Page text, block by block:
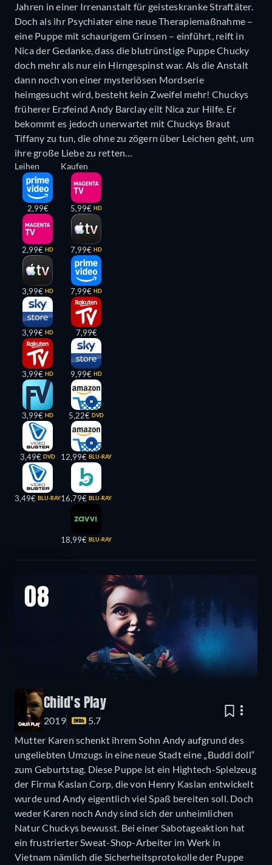
Jahren in einer Irrenanstalt für geisteskranke Straftäter.
Doch als ihr Psychiater eine neue Therapiemaßnahme –
eine Puppe mit schaurigem Grinsen – einführt, reift in
Nica der Gedanke, dass die blutrünstige Puppe Chucky
doch mehr als nur ein Hirngespinst war. Als die Anstalt
dann noch von einer mysteriösen Mordserie
heimgesucht wird, besteht kein Zweifel mehr! Chuckys
früherer Erzfeind Andy Barclay eilt Nica zur Hilfe. Er
bekommt es jedoch unerwartet mit Chuckys Braut
Tiffany zu tun, die ohne zu zögern über Leichen geht, um
ihre große Liebe zu retten…
Leihen
2,99€
2,99€ HD
3,99€ HD
3,99€ HD
3,99€ HD
3,99€ HD
3,49€ DVD
3,49€ BLU-RAY
Kaufen
5,99€ HD
7,99€ HD
7,99€ HD
7,99€
9,99€ HD
5,22€ DVD
12,99€ BLU-RAY
16,79€ BLU-RAY
18,99€ BLU-RAY
08
Child's Play
2019
5.7
Mutter Karen schenkt ihrem Sohn Andy aufgrund des
ungeliebten Umzugs in eine neue Stadt eine „Buddi doll“
zum Geburtstag. Diese Puppe ist ein Hightech-Spielzeug
der Firma Kaslan Corp, die von Henry Kaslan entwickelt
wurde und Andy eigentlich viel Spaß bereiten soll. Doch
weder Karen noch Andy sind sich der unheimlichen
Natur Chuckys bewusst. Bei einer Sabotageaktion hat
ein frustrierter Sweat-Shop-Arbeiter im Werk in
Vietnam nämlich die Sicherheitsprotokolle der Puppe